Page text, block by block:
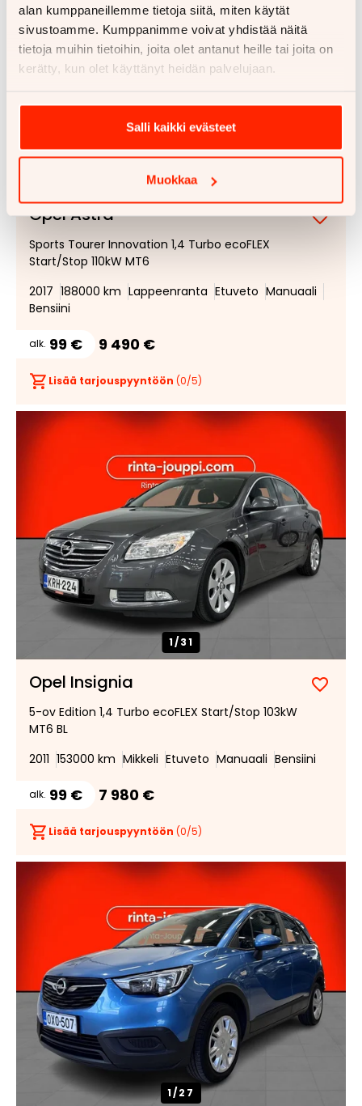
alan kumppaneillemme tietoja siitä, miten käytät
sivustoamme. Kumppanimme voivat yhdistää näitä
tietoja muihin tietoihin, joita olet antanut heille tai joita on
kerätty, kun olet käyttänyt heidän palvelujaan.
Salli kaikki evästeet
Muokkaa
1/43
Opel Astra
Lisää
Sports Tourer Innovation 1,4 Turbo ecoFLEX
Start/Stop 110kW MT6
2017 188000 km Lappeenranta Etuveto Manuaali
Bensiini
alk. 99 € 9 490 €
Lisää tarjouspyyntöön (0/5)
1/31
Opel Insignia
Lisää
5-ov Edition 1,4 Turbo ecoFLEX Start/Stop 103kW
MT6 BL
2011 153000 km Mikkeli Etuveto Manuaali Bensiini
alk. 99 € 7 980 €
Lisää tarjouspyyntöön (0/5)
1/27